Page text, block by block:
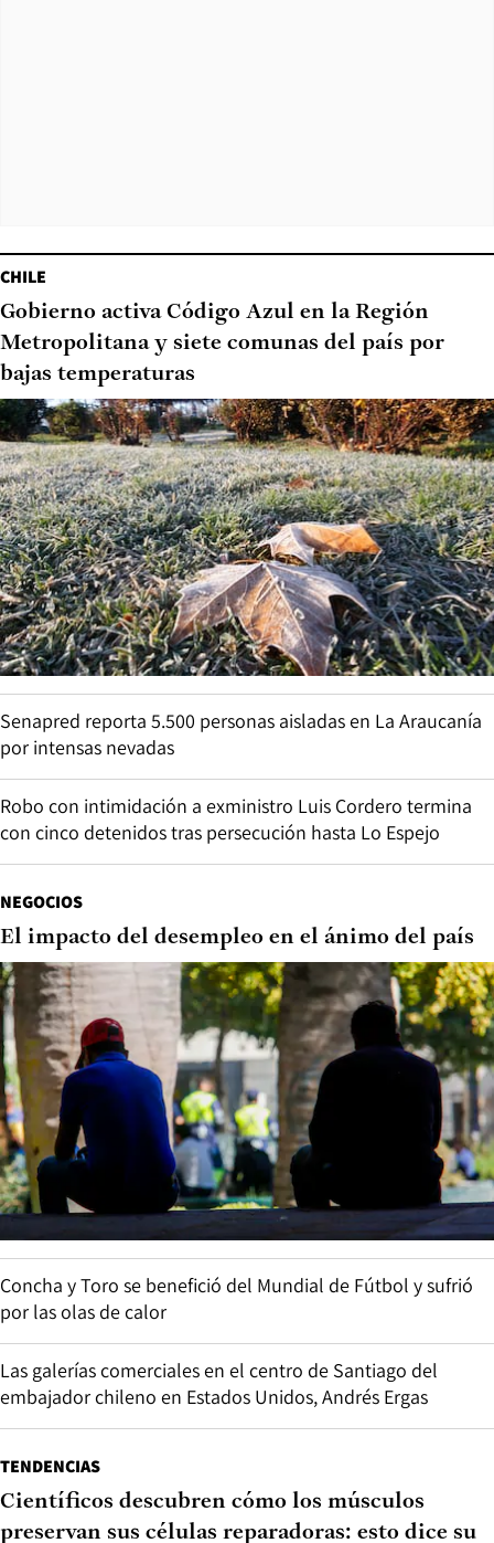
CHILE
Gobierno activa Código Azul en la Región
Metropolitana y siete comunas del país por
bajas temperaturas
Senapred reporta 5.500 personas aisladas en La Araucanía
por intensas nevadas
Robo con intimidación a exministro Luis Cordero termina
con cinco detenidos tras persecución hasta Lo Espejo
NEGOCIOS
El impacto del desempleo en el ánimo del país
Concha y Toro se benefició del Mundial de Fútbol y sufrió
por las olas de calor
Las galerías comerciales en el centro de Santiago del
embajador chileno en Estados Unidos, Andrés Ergas
TENDENCIAS
Científicos descubren cómo los músculos
preservan sus células reparadoras: esto dice su